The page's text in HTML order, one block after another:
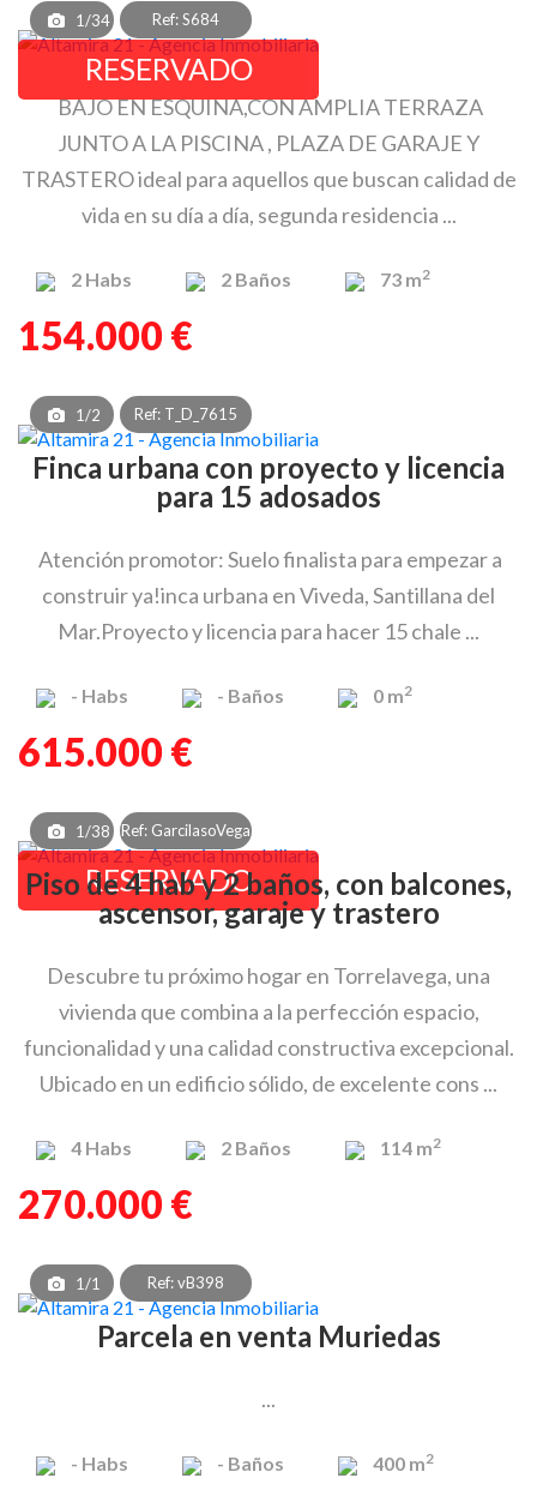
1/34 Ref: S684
RESERVADO
BAJO EN ESQUINA,CON AMPLIA TERRAZA
JUNTO A LA PISCINA , PLAZA DE GARAJE Y
TRASTERO ideal para aquellos que buscan calidad de
vida en su día a día, segunda residencia ...
2 Habs 2 Baños 73 m2
154.000 €
1/2 Ref: T_D_7615
Finca urbana con proyecto y licencia
para 15 adosados
Atención promotor: Suelo finalista para empezar a
construir ya!inca urbana en Viveda, Santillana del
Mar.Proyecto y licencia para hacer 15 chale ...
- Habs - Baños 0 m2
615.000 €
1/38 Ref: GarcilasoVega
RESERVADO
Piso de 4 hab y 2 baños, con balcones,
ascensor, garaje y trastero
Descubre tu próximo hogar en Torrelavega, una
vivienda que combina a la perfección espacio,
funcionalidad y una calidad constructiva excepcional.
Ubicado en un edificio sólido, de excelente cons ...
4 Habs 2 Baños 114 m2
270.000 €
1/1 Ref: vB398
Parcela en venta Muriedas
...
- Habs - Baños 400 m2